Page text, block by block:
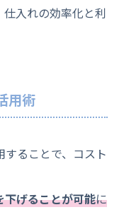
入れの効率化と利
用術
ることで、コスト
下げることが可能に